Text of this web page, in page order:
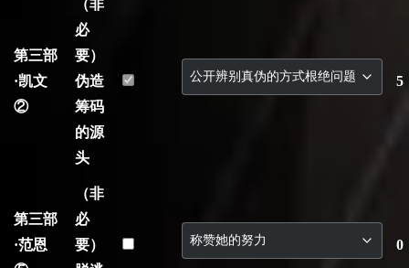
第三部
·凯文
②
（非
必
要）
伪造
筹码
的源
头
5
第三部
·范恩
（非
必
要）
0